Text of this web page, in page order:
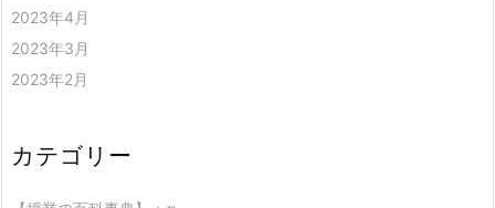
2023年4月
2023年3月
2023年2月
カテゴリー